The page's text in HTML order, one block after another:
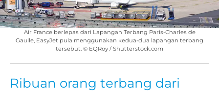
Air France berlepas dari Lapangan Terbang Paris-Charles de
Gaulle, EasyJet pula menggunakan kedua-dua lapangan terbang
tersebut. © EQRoy / Shutterstock.com
Ribuan orang terbang dari